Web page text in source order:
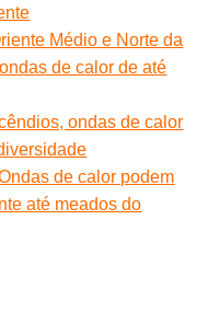
Médio e Norte da
de calor de até
ondas de calor
de calor podem
até meados do